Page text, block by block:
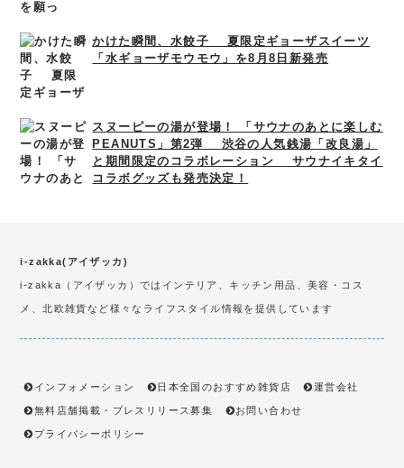
かけた瞬間、水餃子 夏限定ギョーザスイーツ
「水ギョーザモウモウ」を8月8日新発売
スヌーピーの湯が登場！ 「サウナのあとに楽しむ
PEANUTS」第2弾 渋谷の人気銭湯「改良湯」
と期間限定のコラボレーション サウナイキタイ
コラボグッズも発売決定！
i-zakka(アイザッカ)
i-zakka（アイザッカ）ではインテリア、キッチン用品、美容・コス
メ、北欧雑貨など様々なライフスタイル情報を提供しています
インフォメーション 日本全国のおすすめ雑貨店 運営会社
無料店舗掲載・プレスリリース募集 お問い合わせ
プライバシーポリシー